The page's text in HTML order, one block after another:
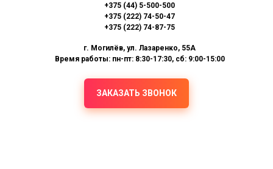
+375 (44) 5-500-500
+375 (222) 74-50-47
+375 (222) 74-87-75
г. Могилёв, ул. Лазаренко, 55А
Время работы: пн-пт: 8:30-17:30, сб: 9:00-15:00
ЗАКАЗАТЬ ЗВОНОК